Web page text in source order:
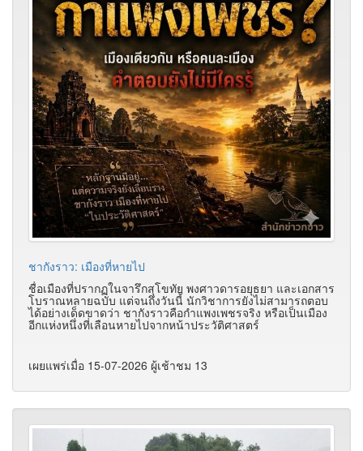
ชากังราว: เมืองที่หายไป
ชื่อเมืองที่ปรากฏในจารึกสุโขทัย พงศาวดารอยุธยา และเอกสาร
โบราณหลายฉบับ แต่จนถึงวันนี้ นักวิชาการยังไม่สามารถตอบ
ได้อย่างเด็ดขาดว่า ชากังราวคือกำแพงเพชรจริง หรือเป็นเมือง
อีกแห่งหนึ่งที่เลือนหายไปจากหน้าประวัติศาสตร์
เผยแพร่เมื่อ 15-07-2026 ผู้เช้าชม 13